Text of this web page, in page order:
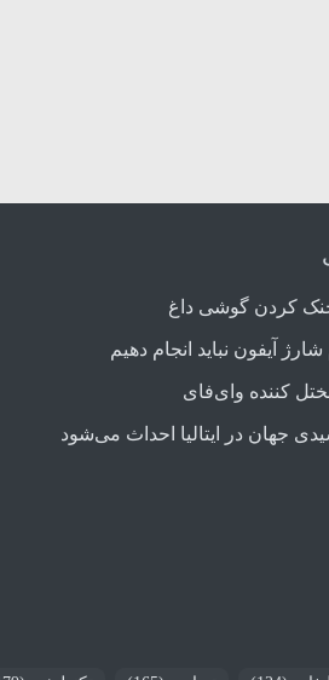
کردن گوشی داغ
آیفون نباید انجام دهیم
کننده وای‌فای
جهان در ایتالیا احداث می‌شود